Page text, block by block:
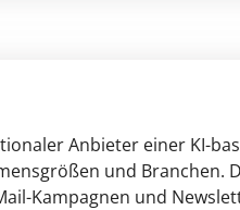
Anbieter einer KI-
und Branchen.
Kampagnen und